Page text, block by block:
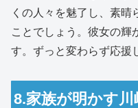
くの人々を魅了し、素晴
ことでしょう。彼女の輝
す。ずっと変わらず応援
8.家族が明かす